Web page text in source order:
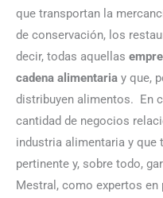
que transportan la
de conservación, los
decir, todas aquellas
cadena alimentaria y que,
distribuyen alimentos. En
cantidad de negocios
industria alimentaria y que
pertinente y, sobre todo,
Mestral, como expertos